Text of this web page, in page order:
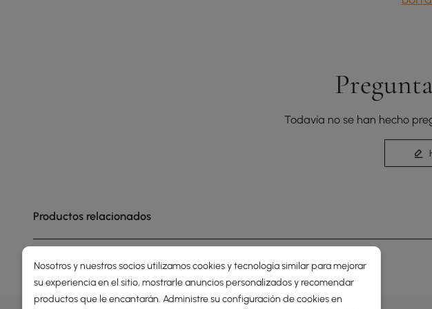
Todavía no se han hecho
Productos relacionados
Nosotros y nuestros socios utilizamos cookies y tecnología similar para mejorar
su experiencia en el sitio, mostrarle anuncios personalizados y recomendar
productos que le encantarán. Administre su configuración de cookies en